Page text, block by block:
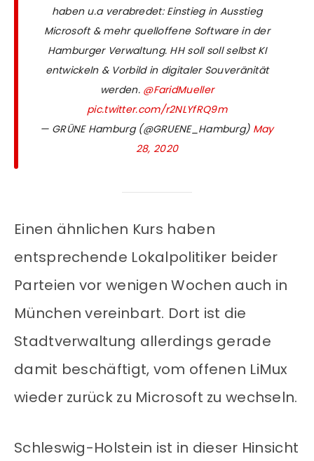
haben u.a verabredet: Einstieg in Ausstieg
Microsoft & mehr quelloffene Software in der
Hamburger Verwaltung. HH soll soll selbst KI
entwickeln & Vorbild in digitaler Souveränität
werden. @FaridMueller
pic.twitter.com/r2NLYfRQ9m
— GRÜNE Hamburg (@GRUENE_Hamburg) May
28, 2020
Einen ähnlichen Kurs haben
entsprechende Lokalpolitiker beider
Parteien vor wenigen Wochen auch in
München vereinbart. Dort ist die
Stadtverwaltung allerdings gerade
damit beschäftigt, vom offenen LiMux
wieder zurück zu Microsoft zu wechseln.
Schleswig-Holstein ist in dieser Hinsicht